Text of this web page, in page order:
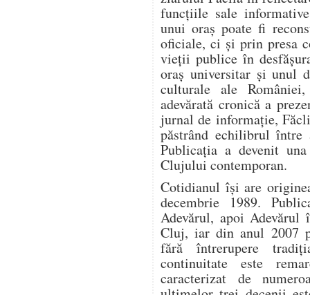
funcțiile sale
unui oraș poate fi
oficiale, ci și prin presa
vieții publice în
oraș universitar și unul
culturale ale
adevărată cronică a
jurnal de informație,
păstrând echilibrul între
Publicația a devenit
Clujului contemporan.
Cotidianul își are
decembrie 1989.
Adevărul, apoi
Cluj, iar din anul 2007
fără întrerupere
continuitate este
caracterizat de